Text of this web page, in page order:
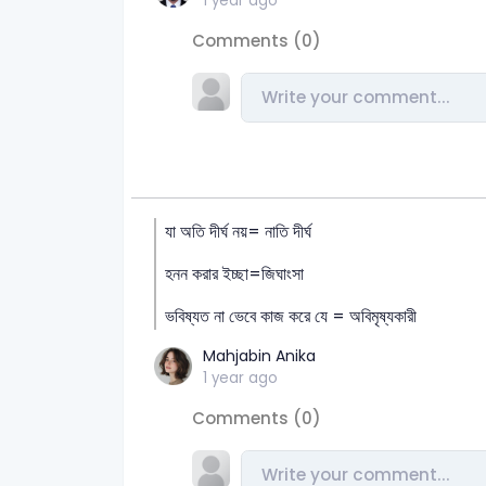
Comments (0)
যা অতি দীর্ঘ নয়= নাতি দীর্ঘ
হনন করার ইচ্ছা=জিঘাংসা
ভবিষ্যত না ভেবে কাজ করে যে = অবিমৃষ্যকারী
Mahjabin Anika
1 year ago
Comments (0)